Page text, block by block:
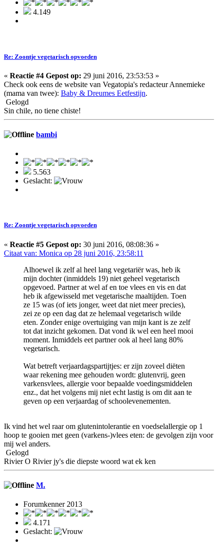
4.149
Re: Zoontje vegetarisch opvoeden
« Reactie #4 Gepost op: 29 juni 2016, 23:53:53 »
Check ook eens de website van Vegatopia's redacteur Annemieke
(mama van twee): Baby & Dreumes Eetfestijn.
Gelogd
Sin chile, no tiene chiste!
bambi
5.563
Geslacht:
Re: Zoontje vegetarisch opvoeden
« Reactie #5 Gepost op: 30 juni 2016, 08:08:36 »
Citaat van: Monica op 28 juni 2016, 23:58:11
Alhoewel ik zelf al heel lang vegetariër was, heb ik
mijn dochter (inmiddels 19) niet geheel vegetarisch
opgevoed. Partner at wel af en toe vlees en vis en dat
heb ik afgewisseld met vegetarische maaltijden. Toen
ze 15 was (of iets jonger, weet dat niet meer precies),
zei ze op een dag dat ze helemaal vegetarisch wilde
eten. Zonder enige overtuiging van mijn kant is ze zelf
tot dat inzicht gekomen. Dat vond ik wel een heel mooi
moment. Inmiddels eet partner ook al heel lang 80%
vegetarisch.
Wat betreft verjaardagspartijtjes: er zijn zoveel diëten
waar rekening mee gehouden wordt: glutenvrij, geen
varkensvlees, allergie voor bepaalde voedingsmiddelen
enz., dat het volgens mij niet echt lastig is om dit aan te
geven op een verjaardag of schoolevenementen.
Ik vind het wel raar om glutenintolerantie en voedselallergie op 1
hoop te gooien met geen (varkens-)vlees eten: de gevolgen zijn voor
mij wel anders.
Gelogd
Rivier O Rivier jy's die diepste woord wat ek ken
M.
Forumkenner 2013
4.171
Geslacht: